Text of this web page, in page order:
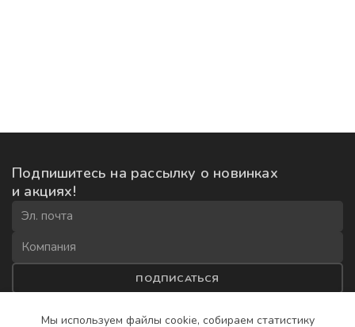
Подпишитесь на рассылку о новинках
и акциях!
ПОДПИСАТЬСЯ
рассылки
Мы используем файлы cookie, собираем статистику